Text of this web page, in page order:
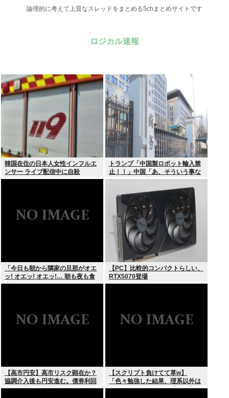
論理的に考えて上質なスレッドをまとめる5chまとめサイトです
ロジカル速報
韓国在住の日本人女性インフルエ
ンサー ライブ配信中に自殺
トランプ「中国製ロボット輸入禁
止！！」中国「あ、そういう事な
らアメリカの安全の為にドローン
の輸出も止めるね？」
「今日も朝から隣家の旦那がオエ
ッ! オエッ! オエッ!… 朝も夜も食
事中もかなりえづきの音がして不
【PC】比較的コンパクトらしい、
RTX5070登場
【高市円安】高市リスク顕在か？
協調介入後も円安進む。債券利回
りは急騰。大丈夫なのか？
【スクリプト負けてて草w】
「色々勉強した結果、理系以外は
エラー品だと気付いた【ガチ】」